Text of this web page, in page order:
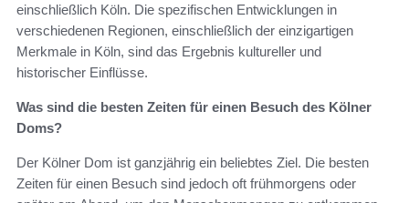
einschließlich Köln. Die spezifischen Entwicklungen in
verschiedenen Regionen, einschließlich der einzigartigen
Merkmale in Köln, sind das Ergebnis kultureller und
historischer Einflüsse.
Was sind die besten Zeiten für einen Besuch des Kölner
Doms?
Der Kölner Dom ist ganzjährig ein beliebtes Ziel. Die besten
Zeiten für einen Besuch sind jedoch oft frühmorgens oder